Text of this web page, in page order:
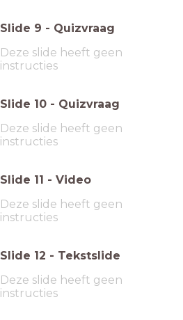
Slide 9 - Quizvraag
Deze slide heeft geen
instructies
Slide 10 - Quizvraag
Deze slide heeft geen
instructies
Slide 11 - Video
Deze slide heeft geen
instructies
Slide 12 - Tekstslide
Deze slide heeft geen
instructies